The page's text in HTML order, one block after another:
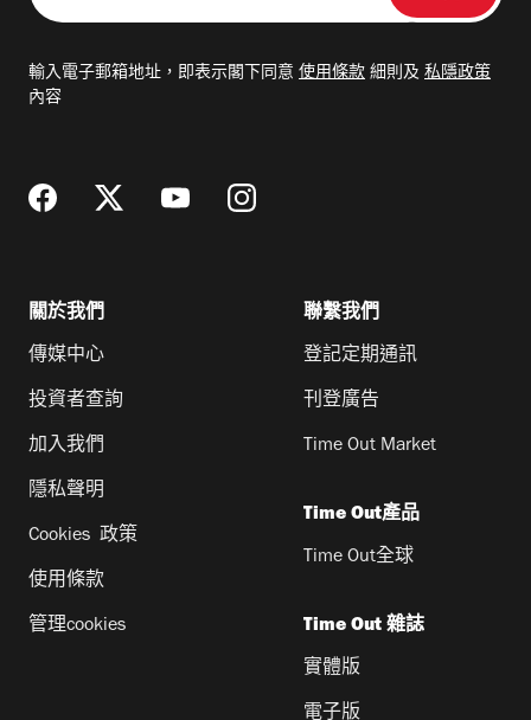
郵
輸入電子郵箱地址，即表示閣下同意 使用條款 細則及 私隱政策
內容
關於我們
傳媒中心
投資者查詢
加入我們
隱私聲明
Cookies 政策
使用條款
管理cookies
聯繫我們
登記定期通訊
刊登廣告
Time Out Market
Time Out產品
Time Out全球
Time Out 雜誌
實體版
電子版